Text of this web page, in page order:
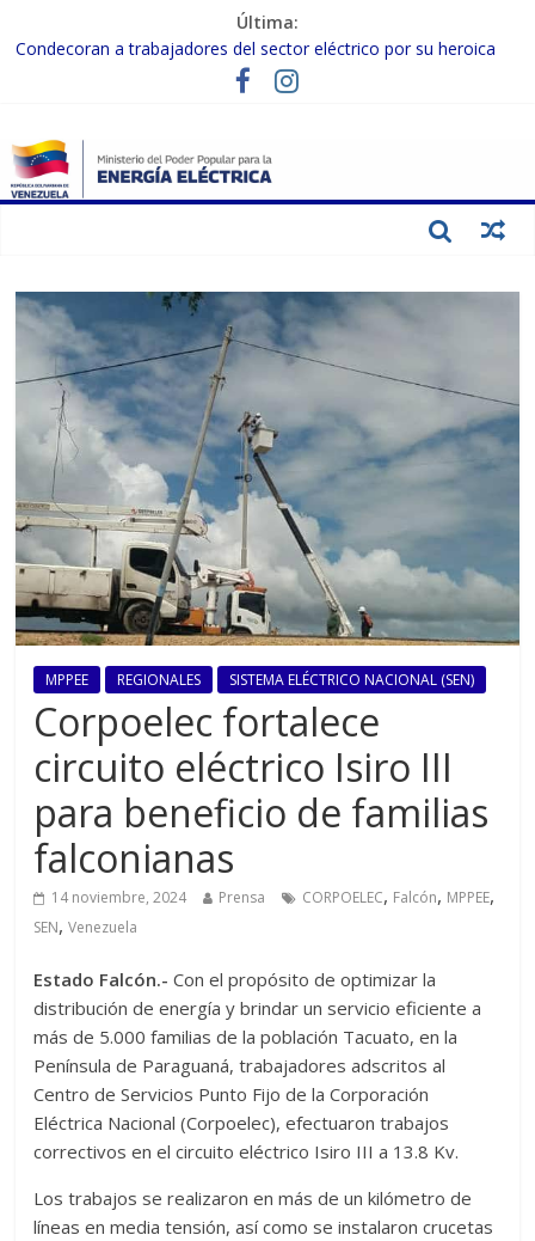
Última:
Condecoran a trabajadores del sector eléctrico por su heroica
labor tras el doble sismo del 24-J
Gobierno Nacional coordina acciones con el sector privado para
Inspeccionan trabajos de rehabilitación en instalaciones del SEN
en Carabobo
Gobierno Nacional activa plan preventivo para fortalecer el SEN
MPPEE REGIONALES SISTEMA ELÉCTRICO NACIONAL (SEN)
Corpoelec fortalece
circuito eléctrico Isiro III
para beneficio de familias
falconianas
14 noviembre, 2024 Prensa CORPOELEC, Falcón, MPPEE,
SEN,Venezuela
Estado Falcón.- Con el propósito de optimizar la
distribución de energía y brindar un servicio eficiente a
más de 5.000 familias de la población Tacuato, en la
Península de Paraguaná, trabajadores adscritos al
Centro de Servicios Punto Fijo de la Corporación
Eléctrica Nacional (Corpoelec), efectuaron trabajos
correctivos en el circuito eléctrico Isiro III a 13.8 Kv.
Los trabajos se realizaron en más de un kilómetro de
líneas en media tensión, así como se instalaron crucetas